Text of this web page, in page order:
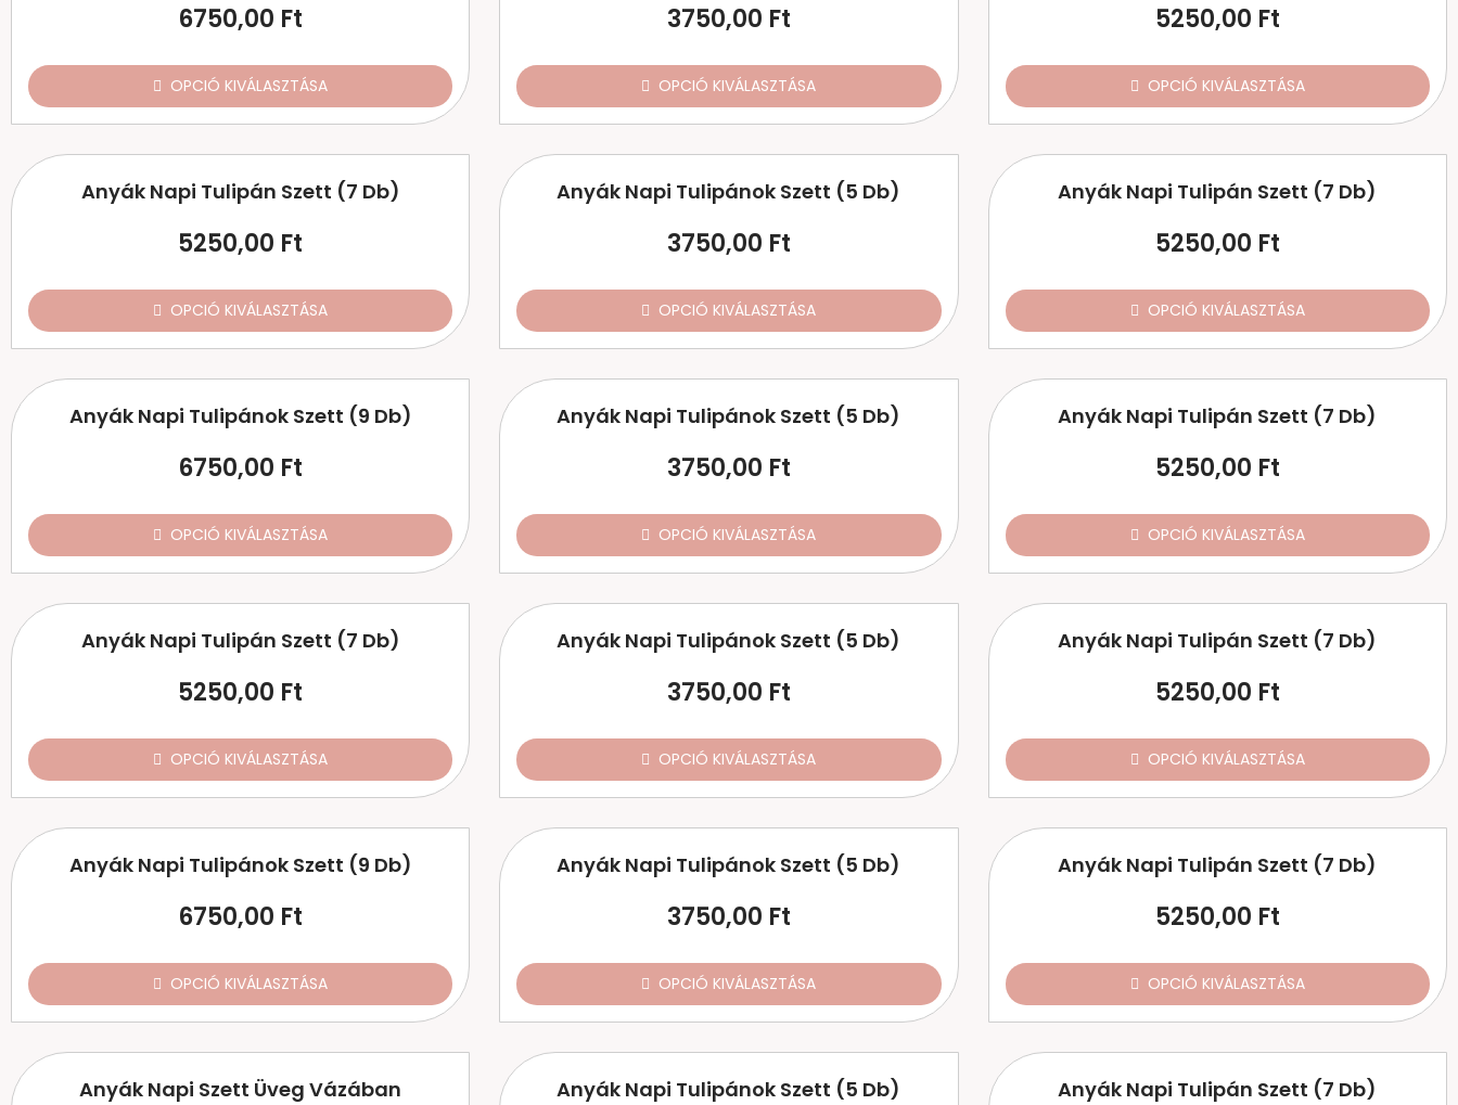
6750,00 Ft
OPCIÓ KIVÁLASZTÁSA
3750,00 Ft
OPCIÓ KIVÁLASZTÁSA
5250,00 Ft
OPCIÓ KIVÁLASZTÁSA
Anyák Napi Tulipán Szett (7 Db)
5250,00 Ft
OPCIÓ KIVÁLASZTÁSA
Anyák Napi Tulipánok Szett (5 Db)
3750,00 Ft
OPCIÓ KIVÁLASZTÁSA
Anyák Napi Tulipán Szett (7 Db)
5250,00 Ft
OPCIÓ KIVÁLASZTÁSA
Anyák Napi Tulipánok Szett (9 Db)
6750,00 Ft
OPCIÓ KIVÁLASZTÁSA
Anyák Napi Tulipánok Szett (5 Db)
3750,00 Ft
OPCIÓ KIVÁLASZTÁSA
Anyák Napi Tulipán Szett (7 Db)
5250,00 Ft
OPCIÓ KIVÁLASZTÁSA
Anyák Napi Tulipán Szett (7 Db)
5250,00 Ft
OPCIÓ KIVÁLASZTÁSA
Anyák Napi Tulipánok Szett (5 Db)
3750,00 Ft
OPCIÓ KIVÁLASZTÁSA
Anyák Napi Tulipán Szett (7 Db)
5250,00 Ft
OPCIÓ KIVÁLASZTÁSA
Anyák Napi Tulipánok Szett (9 Db)
6750,00 Ft
OPCIÓ KIVÁLASZTÁSA
Anyák Napi Tulipánok Szett (5 Db)
3750,00 Ft
OPCIÓ KIVÁLASZTÁSA
Anyák Napi Tulipán Szett (7 Db)
5250,00 Ft
OPCIÓ KIVÁLASZTÁSA
Anyák Napi Szett Üveg Vázában Anyák Napi Tulipánok Szett (5 Db) Anyák Napi Tulipán Szett (7 Db)